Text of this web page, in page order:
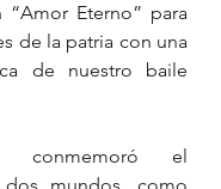
Eterno” para
de la patria con una
de nuestro baile
conmemoró el